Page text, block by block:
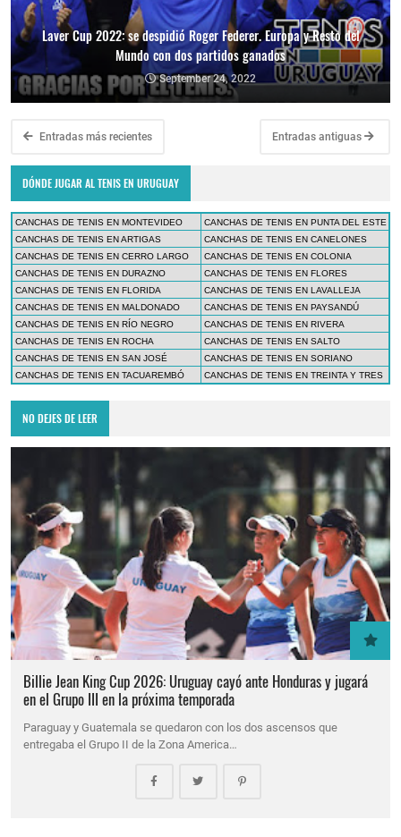
Laver Cup 2022: se despidió Roger Federer. Europa y Resto del
Mundo con dos partidos ganados
September 24, 2022
Entradas más recientes Entradas antiguas
DÓNDE JUGAR AL TENIS EN URUGUAY
CANCHAS DE TENIS EN MONTEVIDEO
CANCHAS DE TENIS EN PUNTA DEL ESTE
CANCHAS DE TENIS EN ARTIGAS
CANCHAS DE TENIS EN CANELONES
CANCHAS DE TENIS EN CERRO LARGO
CANCHAS DE TENIS EN COLONIA
CANCHAS DE TENIS EN DURAZNO
CANCHAS DE TENIS EN FLORES
CANCHAS DE TENIS EN FLORIDA
CANCHAS DE TENIS EN LAVALLEJA
CANCHAS DE TENIS EN MALDONADO
CANCHAS DE TENIS EN PAYSANDÚ
CANCHAS DE TENIS EN RÍO NEGRO
CANCHAS DE TENIS EN RIVERA
CANCHAS DE TENIS EN ROCHA
CANCHAS DE TENIS EN SALTO
CANCHAS DE TENIS EN SAN JOSÉ
CANCHAS DE TENIS EN SORIANO
CANCHAS DE TENIS EN TACUAREMBÓ
CANCHAS DE TENIS EN TREINTA Y TRES
NO DEJES DE LEER
Billie Jean King Cup 2026: Uruguay cayó ante Honduras y jugará
en el Grupo III en la próxima temporada
Paraguay y Guatemala se quedaron con los dos ascensos que
entregaba el Grupo II de la Zona America…